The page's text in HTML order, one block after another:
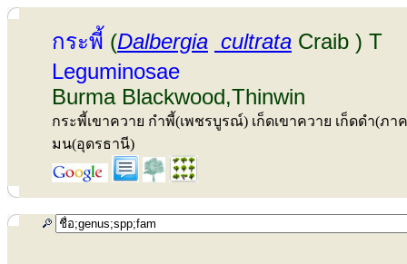
กระพี้ (Dalbergia cultrata Craib ) T
Leguminosae
Burma Blackwood,Thinwin
กระพี้เขาควาย กำพี้(เพชรบูรณ์) เก็ดเขาควาย เก็ดดำ(ภ
มน(อุดรธานี)